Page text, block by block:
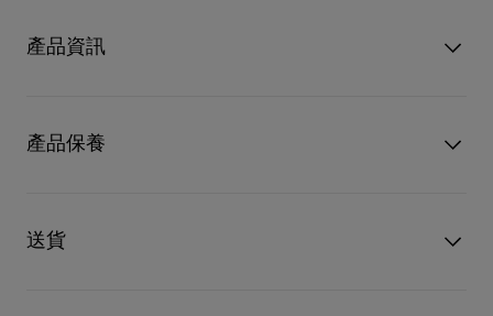
Christian Louboutin 經典的 Dolly 高跟鞋，並以未來感與輕盈氣
質重新詮釋。
標誌性的紅底元素優雅地從鏡片上緣與下緣環繞，為整體設計增
片，提供卓越的品質、舒適度與耐用性。
產品資訊
顏色
Shiny dark bronze
物料
金屬
產品保養
革產品需要深層清潔或保養護理，我們也能為盡應所需，確保您
心儀的設計耐用經年。 請小心護理閃亮皮革產品，以免品質受
送貨